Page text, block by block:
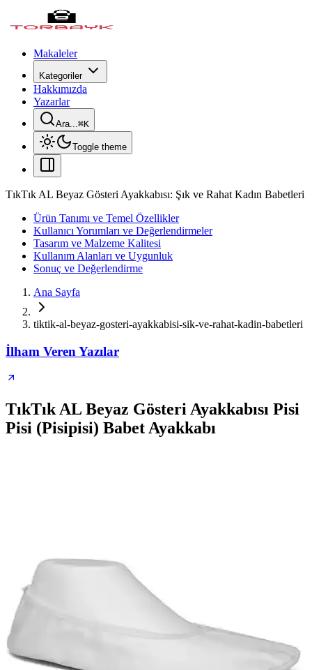
Makaleler
Kategoriler
Hakkımızda
Yazarlar
Ara...⌘K
Toggle theme
TıkTık AL Beyaz Gösteri Ayakkabısı: Şık ve Rahat Kadın Babetleri
Ürün Tanımı ve Temel Özellikler
Kullanıcı Yorumları ve Değerlendirmeler
Tasarım ve Malzeme Kalitesi
Kullanım Alanları ve Uygunluk
Sonuç ve Değerlendirme
Ana Sayfa
tiktik-al-beyaz-gosteri-ayakkabisi-sik-ve-rahat-kadin-babetleri
İlham Veren Yazılar
TıkTık AL Beyaz Gösteri Ayakkabısı Pisi
Pisi (Pisipisi) Babet Ayakkabı